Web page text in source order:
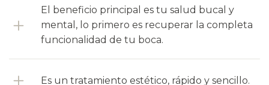
paciente recuperar la función masticatoria,
mejorar la oclusión y solucionar la posible
reduccuión de la dimensión vertical.
ayudará a recuperar la alteración articular y por
supuesto, le devolverá la belleza a su sonrisa.
El beneficio principal es tu salud bucal y
mental, lo primero es recuperar la completa
funcionalidad de tu boca.
Es un tratamiento estético, rápido y sencillo.